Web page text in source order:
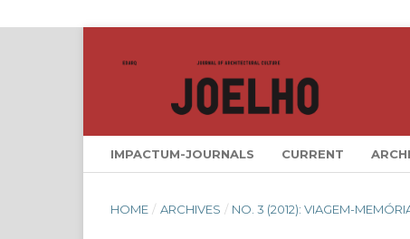
IMPACTUM-JOURNALS CURRENT
HOME / ARCHIVES / NO. 3 (2012): VIAGEM-